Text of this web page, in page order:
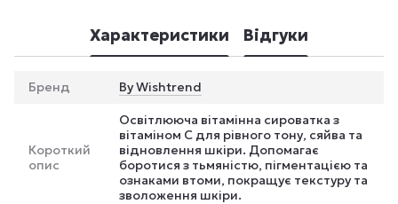
Характеристики Відгуки
Бренд By Wishtrend
Короткий
опис
Освітлююча вітамінна сироватка з
вітаміном C для рівного тону, сяйва та
відновлення шкіри. Допомагає
боротися з тьмяністю, пігментацією та
ознаками втоми, покращує текстуру та
зволоження шкіри.